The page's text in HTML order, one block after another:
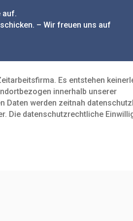
auf.
– Wir freuen uns auf
Es entstehen
innerhalb unserer
Daten werden zeitnah
Die daten­schutz­recht­liche